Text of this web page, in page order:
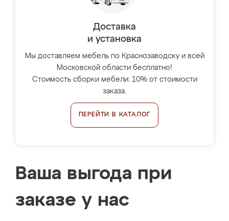
Доставка
и установка
Мы доставляем мебель по Краснозаводску и всей
Московской области бесплатно!
Стоимость сборки мебели: 10% от стоимости
заказа.
ПЕРЕЙТИ В КАТАЛОГ
Ваша выгода при
заказе у нас